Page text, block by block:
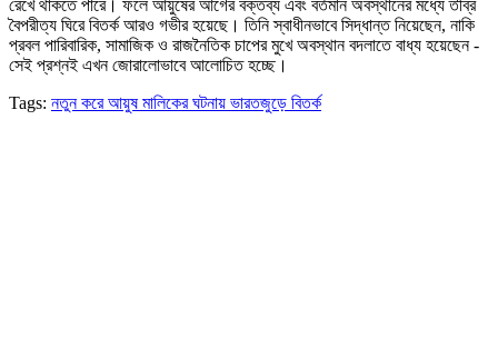
রেখে থাকতে পারে। ফলে আয়ুষের আগের বক্তব্য এবং বর্তমান অবস্থানের মধ্যে তীব্র
বৈপরীত্য ঘিরে বিতর্ক আরও গভীর হয়েছে। তিনি স্বাধীনভাবে সিদ্ধান্ত নিয়েছেন, নাকি
প্রবল পারিবারিক, সামাজিক ও রাজনৈতিক চাপের মুখে অবস্থান বদলাতে বাধ্য হয়েছেন -
সেই প্রশ্নই এখন জোরালোভাবে আলোচিত হচ্ছে।
Tags: নতুন করে আয়ুষ মালিকের ঘটনায় ভারতজুড়ে বিতর্ক